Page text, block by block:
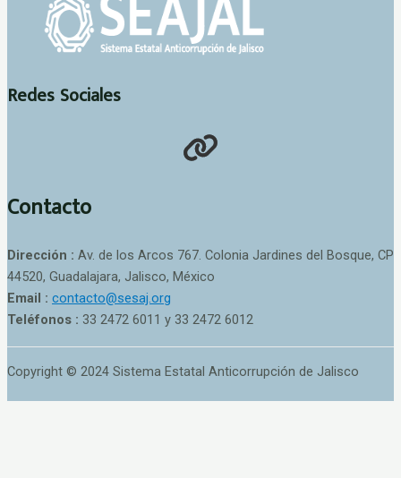
Redes Sociales
Contacto
Dirección : Av. de los Arcos 767. Colonia Jardines del Bosque, CP
44520, Guadalajara, Jalisco, México
Email : contacto@sesaj.org
Teléfonos : 33 2472 6011 y 33 2472 6012
Copyright © 2024 Sistema Estatal Anticorrupción de Jalisco